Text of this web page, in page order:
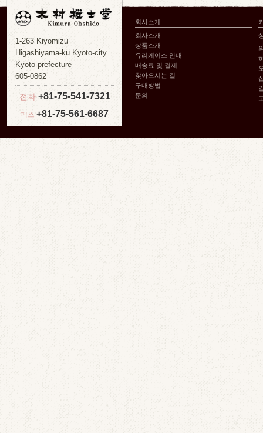
1-263 Kiyomizu
Higashiyama-ku Kyoto-city
Kyoto-prefecture
605-0862
전화 +81-75-541-7321
팩스 +81-75-561-6687
회사소개
회사소개
상품소개
유리케이스 안내
배송료 및 결제
찾아오시는 길
구매방법
문의